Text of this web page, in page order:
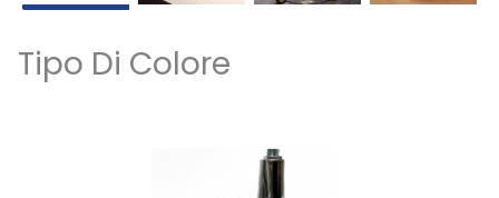
Tipo Di Colore